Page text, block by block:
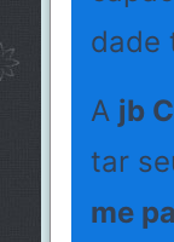
dade
A jb
tar
me